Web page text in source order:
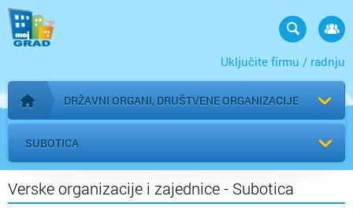
Uključite firmu / radnju
Početna stranica
DRŽAVNI ORGANI, DRUŠTVENE ORGANIZACIJE
SUBOTICA
Verske organizacije i zajednice - Subotica